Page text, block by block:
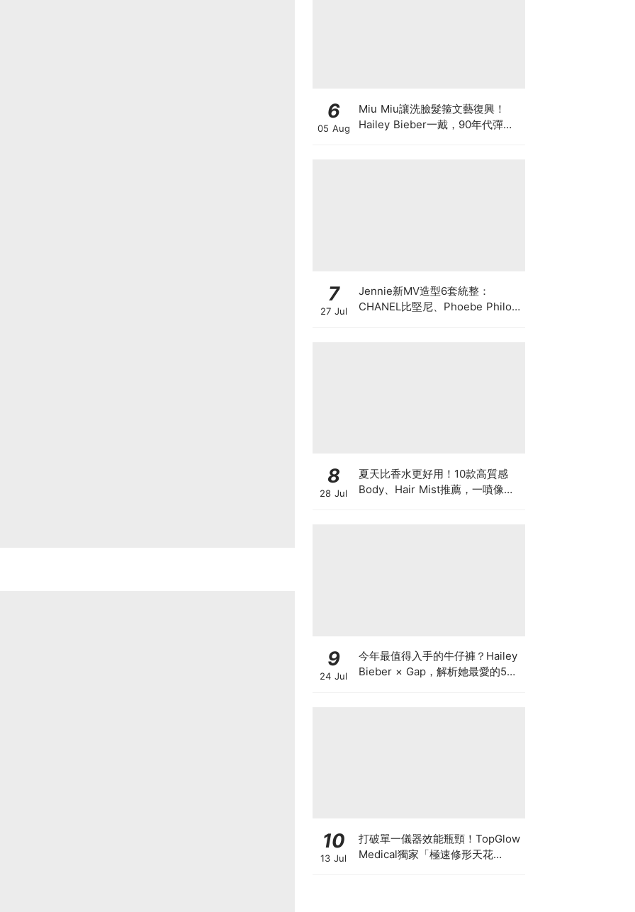
6
05 Aug
Miu Miu讓洗臉髮箍文藝復興！
Hailey Bieber一戴，90年代彈簧
7
27 Jul
Jennie新MV造型6套統整：
CHANEL比堅尼、Phoebe Philo
8
28 Jul
夏天比香水更好用！10款高質感
Body、Hair Mist推薦，一噴像剛
9
24 Jul
今年最值得入手的牛仔褲？Hailey
Bieber × Gap，解析她最愛的5種
10
13 Jul
打破單一儀器效能瓶頸！TopGlow
Medical獨家「極速修形天花